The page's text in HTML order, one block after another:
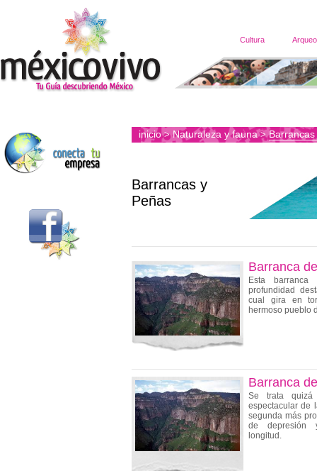
Cultura
inicio>Naturaleza y fauna>
Barrancas y
Peñas
Barranca
Esta
profundidad
cual gira en
hermoso pueblo
Barranca
Se trata
espectacular de
segunda más
de depresión
longitud.